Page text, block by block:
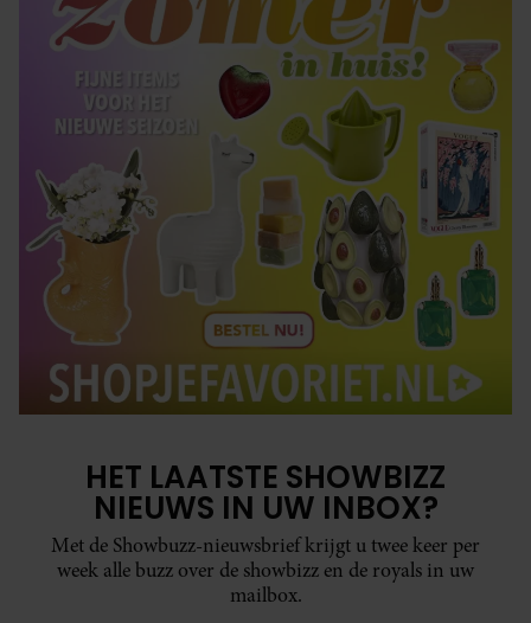
HET LAATSTE SHOWBIZZ
NIEUWS IN UW INBOX?
Met de Showbuzz-nieuwsbrief krijgt u twee keer per
week alle buzz over de showbizz en de royals in uw
mailbox.